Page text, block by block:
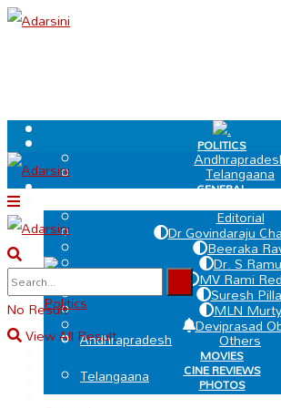
.
POLITICS
Telangaana
GENERAL
Editorial
Dr Govindaraju
Beeraka
Dr. S Ramu
MV Rami
Suresh
MLN Murty
Deviprasad
Others
MOVIES
CINE REVIEWS
PHOTOS
VIDEOS
.
Politics
Andhrapradesh
Telangaana
No Result
View All Result